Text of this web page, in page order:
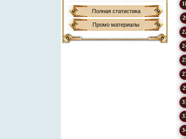
Полная статистика
Промо материалы